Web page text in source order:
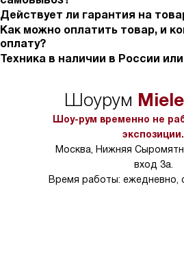
А ещё у этой вытяжки есть защитное
добавляет мне уверенности в
жироулавливающие фильтры можно
машине, что очень облегчает уход за
Я очень довольна этой покупкой! Эта
делает свою работу на отлично, но и
особый шик. Мне нравится, как она
и как она делает мою жизнь проще!
Действует ли гарантия на
Как можно оплатить товар, и
оплату?
Техника в наличии в России
Шоурум Miele
Шоу-рум временно не
экспозиции.
Москва, Нижняя
вход 3а.
Время работы: ежедневно,